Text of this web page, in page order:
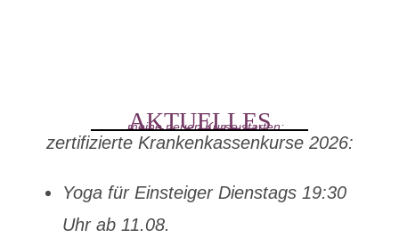
AKTUELLES
…meine neuen Kurse starten:
zertifizierte Krankenkassenkurse 2026:
Yoga für Einsteiger Dienstags 19:30
Uhr ab 11.08.